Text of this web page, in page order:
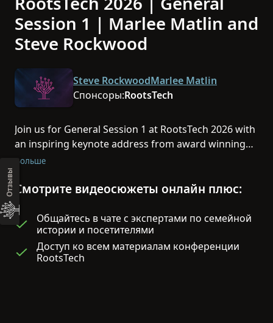
Session 1 | Marlee Matlin and
Steve Rockwood
Steve RockwoodMarlee Matlin
Спонсоры:RootsTech
Join us for General Session 1 at RootsTech 2026 with
an inspiring keynote address from award winning
actress Marlee Matlin, FamilySearch CEO Steve
platinum sponsor Ancestry.
Больше
Смотрите видеосюжеты онлайн плюс:
Общайтесь в чате с экспертами по семейной
истории и посетителями
Доступ ко всем материалам конференции
RootsTech
Отзывы